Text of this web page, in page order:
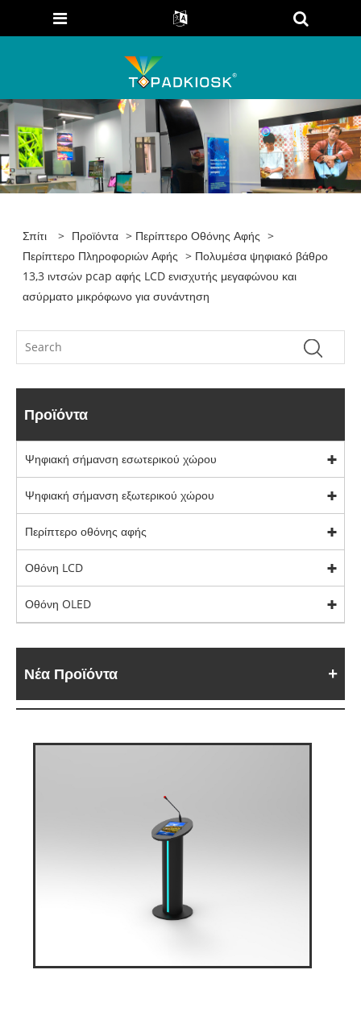
Σπίτι > Προϊόντα > Περίπτερο Οθόνης Αφής >
Περίπτερο Πληροφοριών Αφής > Πολυμέσα ψηφιακό βάθρο
13,3 ιντσών pcap αφής LCD ενισχυτής μεγαφώνου και
ασύρματο μικρόφωνο για συνάντηση
Προϊόντα
Ψηφιακή σήμανση εσωτερικού χώρου
Ψηφιακή σήμανση εξωτερικού χώρου
Περίπτερο οθόνης αφής
Οθόνη LCD
Οθόνη OLED
Νέα Προϊόντα